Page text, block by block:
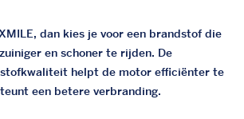
dan kies je voor een brandstof die
en schoner te rijden. De
helpt de motor efficiënter te
een betere verbranding.